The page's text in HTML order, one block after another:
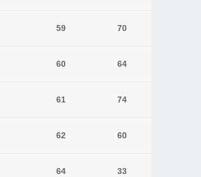
59 70
60 64
61 74
62 60
64 33